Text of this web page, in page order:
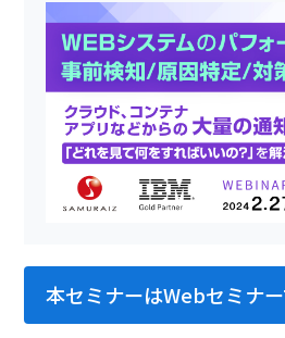
本セミナーはWebセミナ